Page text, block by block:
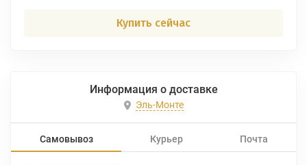
Купить сейчас
Информация о доставке
Эль-Монте
Самовывоз Курьер Почта